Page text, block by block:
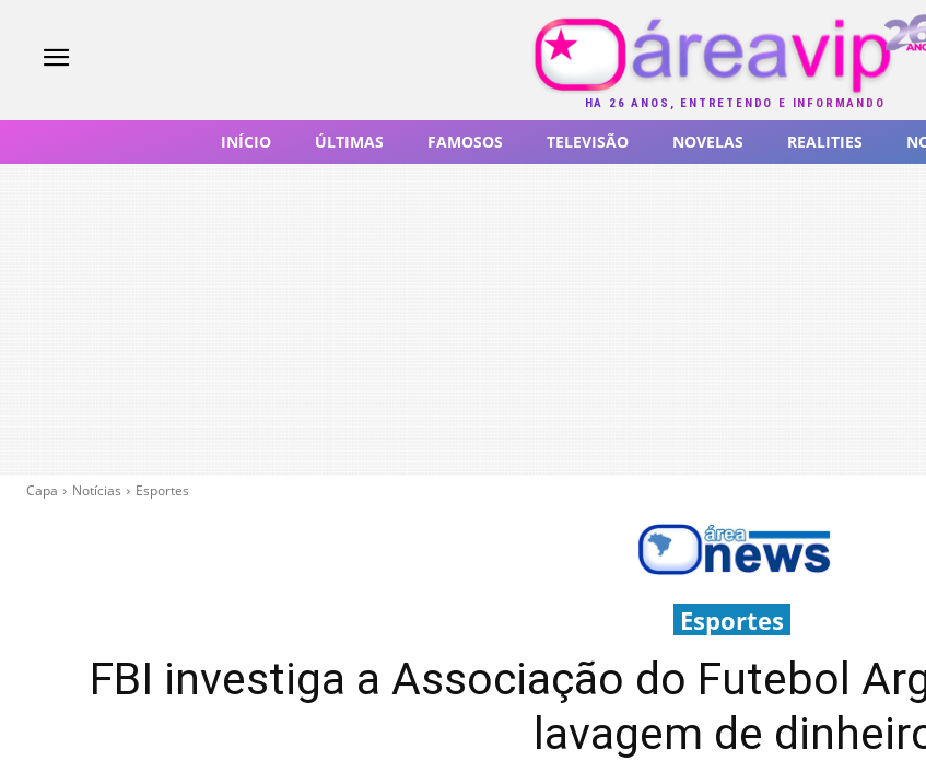
HÁ 26 ANOS, ENTRETENDO E INFORMANDO
INÍCIO ÚLTIMAS FAMOSOS TELEVISÃO NOVELAS REALITIES
Capa Notícias Esportes
Esportes
FBI investiga a Associação do Futebol
lavagem de